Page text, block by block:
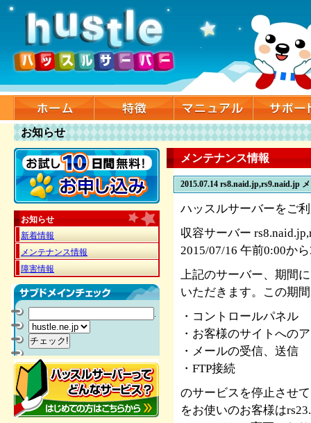
お知らせ
お知らせ
新着情報
メンテナンス情報
障害情報
.
メンテナンス情報
2015.07.14 rs8.naid.jp,rs9.naid.jp
ハッスルサーバーをご
収容サーバー
2015/07/16 午前0:00か
上記のサーバー、期間
いただきます。この期
・コントロールパネル
・お客様のサイトへの
・メールの受信、送信
・FTP接続
のサービスを停止させ
をお使いのお客様は